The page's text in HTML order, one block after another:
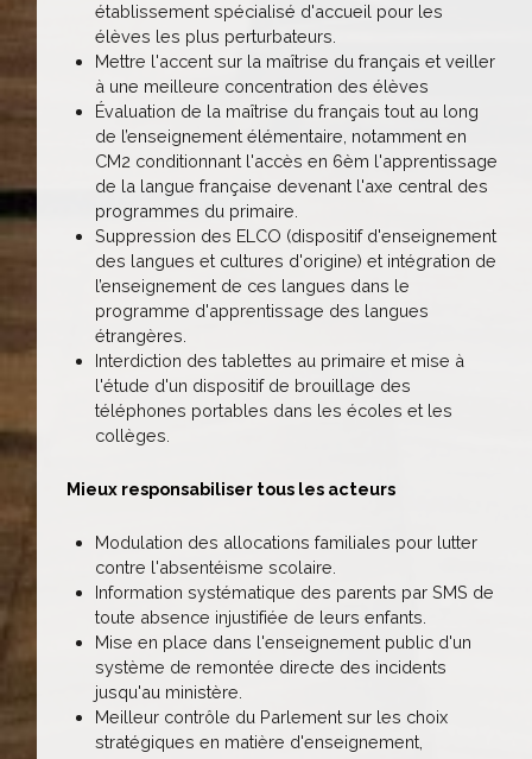
établissement spécialisé d'accueil pour les
élèves les plus perturbateurs.
Mettre l'accent sur la maîtrise du français et veiller
à une meilleure concentration des élèves
Évaluation de la maîtrise du français tout au long
de l’enseignement élémentaire, notamment en
CM2 conditionnant l'accès en 6èm l'apprentissage
de la langue française devenant l'axe central des
programmes du primaire.
Suppression des ELCO (dispositif d'enseignement
des langues et cultures d'origine) et intégration de
l’enseignement de ces langues dans le
programme d'apprentissage des langues
étrangères.
Interdiction des tablettes au primaire et mise à
l'étude d'un dispositif de brouillage des
téléphones portables dans les écoles et les
collèges.
Mieux responsabiliser tous les acteurs
Modulation des allocations familiales pour lutter
contre l'absentéisme scolaire.
Information systématique des parents par SMS de
toute absence injustifiée de leurs enfants.
Mise en place dans l'enseignement public d'un
système de remontée directe des incidents
jusqu'au ministère.
Meilleur contrôle du Parlement sur les choix
stratégiques en matière d'enseignement,